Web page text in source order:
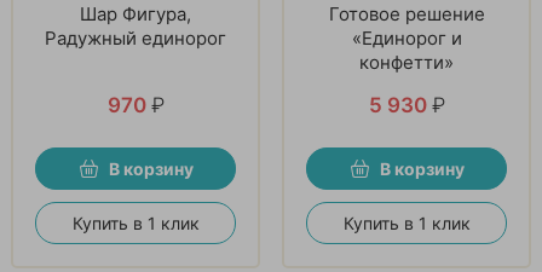
Шар Фигура,
Радужный единорог
970 ₽
В корзину
Купить в 1 клик
Готовое решение
«Единорог и
конфетти»
5 930 ₽
В корзину
Купить в 1 клик